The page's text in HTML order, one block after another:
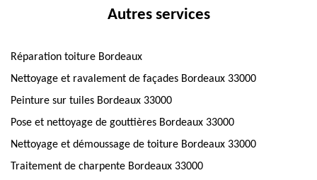
Autres services
Réparation toiture Bordeaux
Nettoyage et ravalement de façades Bordeaux 33000
Peinture sur tuiles Bordeaux 33000
Pose et nettoyage de gouttières Bordeaux 33000
Nettoyage et démoussage de toiture Bordeaux 33000
Traitement de charpente Bordeaux 33000